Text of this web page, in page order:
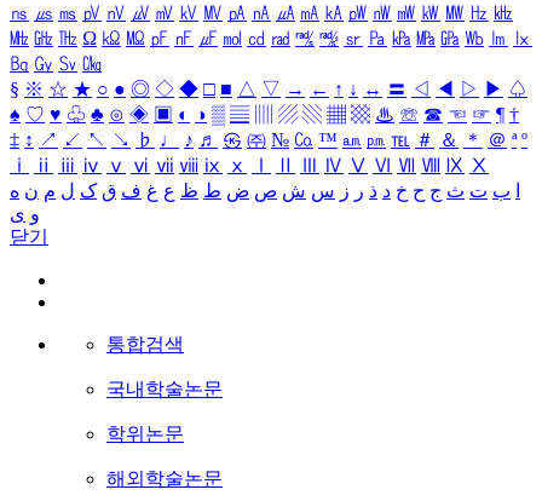
㎱ ㎲ ㎳ ㎴ ㎵ ㎶ ㎷ ㎸ ㎹ ㎀ ㎁ ㎂ ㎃ ㎄ ㎺ ㎻ ㎽ ㎾ ㎿ ㎐ ㎑
㎒ ㎓ ㎔ Ω ㏀ ㏁ ㎊ ㎋ ㎌ ㏖ ㏅ ㎭ ㎮ ㎯ ㏛ ㎩ ㎪ ㎫ ㎬ ㏝ ㏐
㏓
㏃ ㏉ ㏜ ㏆
§ ※ ☆ ★ ○ ● ◎ ◇ ◆ □ ■ △ ▽ → ← ↑ ↓ ↔ 〓 ◁ ◀ ▷ ▶ ♤
♠ ♡ ♥ ♧ ♣ ⊙ ◈ ▣ ◐ ◑ ▒ ▤ ▨ ▧ ▦ ▩ ♨ ☏ ☎ ☜ ☞ ¶ †
‡ ↕ ↗ ↙ ↖ ↘ ♭ ♩ ♪ ♬ ㉿ ㈜ № ㏇ ™ ㏂ ㏘ ℡ ＃ ＆ ＊ ＠ ª º
ⅰ
ⅱ ⅲ ⅳ ⅴ ⅵ ⅶ ⅷ ⅸ ⅹ Ⅳ Ⅴ Ⅵ Ⅶ Ⅷ Ⅸ Ⅹ
ب ت ث ج ح خ د ذ ر ز س ش ص ض ط ظ ع غ ف ق ک ل م ن ه
و ی
닫기
통합검색
국내학술논문
학위논문
해외학술논문